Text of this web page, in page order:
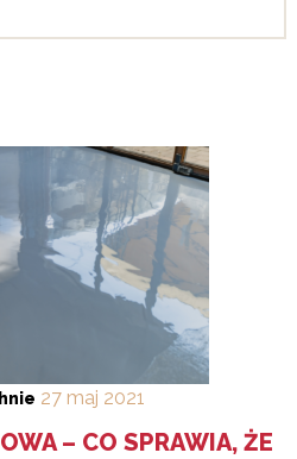
27 maj 2021
– CO SPRAWIA, ŻE